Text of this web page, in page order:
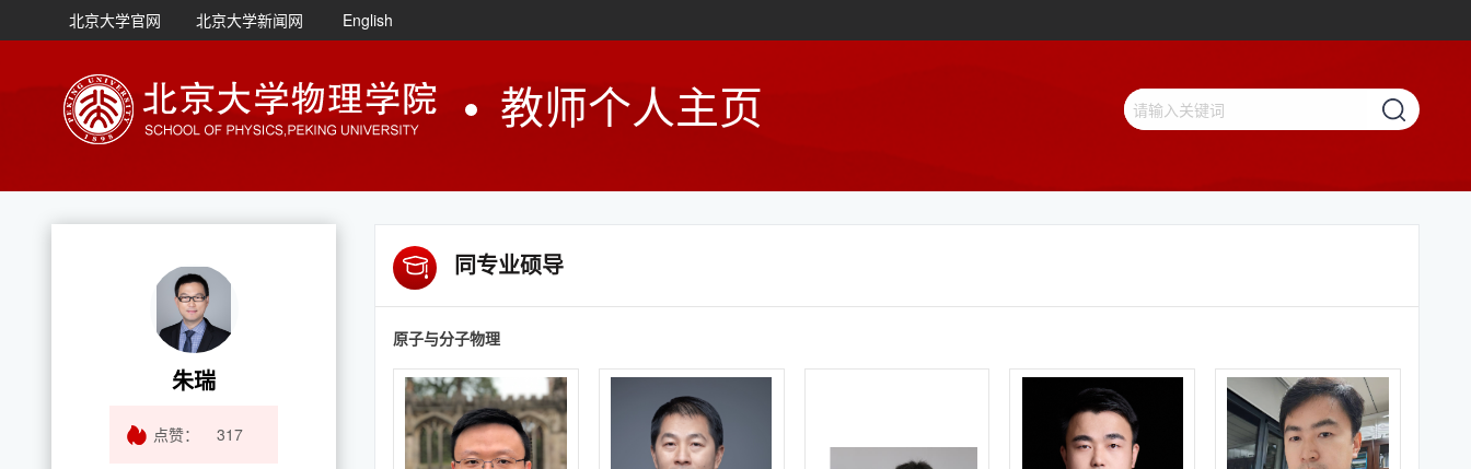
北京大学官网 北京大学新闻网 English
教师个人主页
朱瑞
点赞： 317
同专业硕导
原子与分子物理